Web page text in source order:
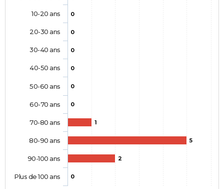
0
0
0
0
0
0
1
5
2
0
10-20 ans
20-30 ans
30-40 ans
40-50 ans
50-60 ans
60-70 ans
70-80 ans
80-90 ans
90-100 ans
Plus de 100 ans